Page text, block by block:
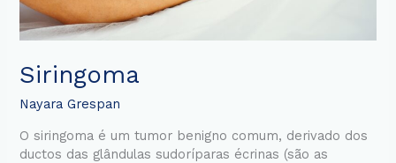
Siringoma
Nayara Grespan
O siringoma é um tumor benigno comum, derivado dos
ductos das glândulas sudoríparas écrinas (são as